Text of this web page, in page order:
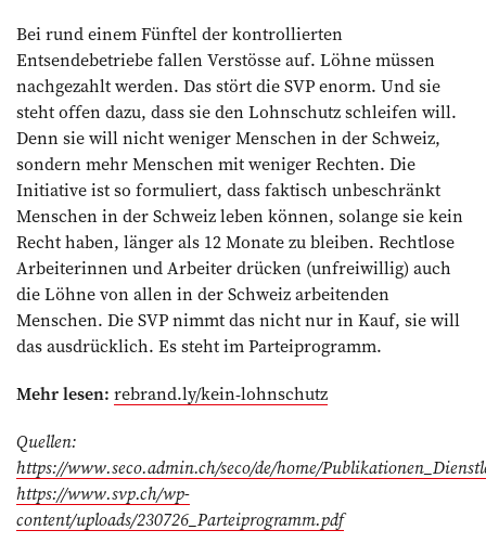
Bei rund einem Fünftel der kontrollierten
Entsendebetriebe fallen Verstösse auf. Löhne müssen
nachgezahlt werden. Das stört die SVP enorm. Und sie
steht offen dazu, dass sie den Lohnschutz schleifen will.
Denn sie will nicht weniger Menschen in der Schweiz,
sondern mehr Menschen mit weniger Rechten. Die
Initiative ist so formuliert, dass faktisch unbeschränkt
Menschen in der Schweiz leben können, solange sie kein
Recht haben, länger als 12 Monate zu bleiben. Rechtlose
Arbeiterinnen und Arbeiter drücken (unfreiwillig) auch
die Löhne von allen in der Schweiz arbeitenden
Menschen. Die SVP nimmt das nicht nur in Kauf, sie will
das ausdrücklich. Es steht im Parteiprogramm.
Mehr lesen: rebrand.ly/kein-lohnschutz
Quellen:
https://www.seco.admin.ch/seco/de/home/
https://www.svp.ch/wp-
content/uploads/230726_Parteiprogramm.pdf